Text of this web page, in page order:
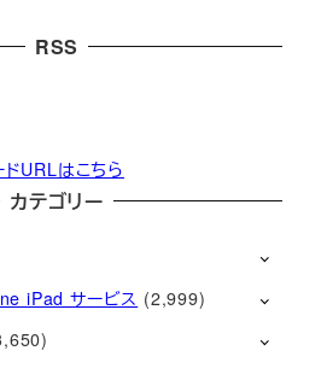
RSS
URLはこちら
カテゴリー
iPad サービス (2,999)